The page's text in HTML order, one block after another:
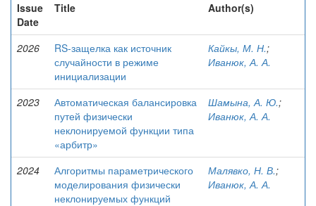
Issue
Date
Title Author(s)
2026
RS-защелка как источник
случайности в режиме
инициализации
Кайкы, М. Н.;
Иванюк, А. А.
2023
Автоматическая балансировка
путей физически
неклонируемой функции типа
«арбитр»
Шамына, А. Ю.;
Иванюк, А. А.
2024
Алгоритмы параметрического
моделирования физически
неклонируемых функций
Малявко, Н. В.;
Иванюк, А. А.